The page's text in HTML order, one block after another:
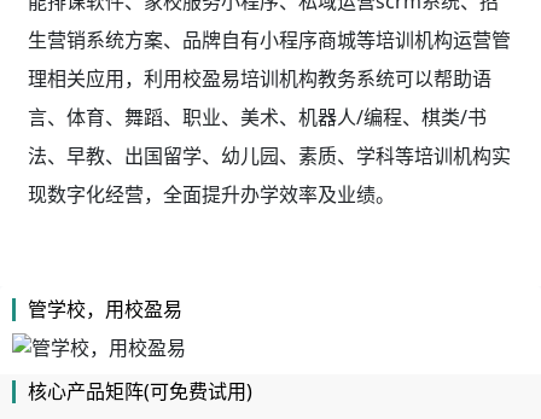
生营销系统方案、品牌自有小程序商城等培训机构运营管
理相关应用，利用校盈易培训机构教务系统可以帮助语
言、体育、舞蹈、职业、美术、机器人/编程、棋类/书
法、早教、出国留学、幼儿园、素质、学科等培训机构实
现数字化经营，全面提升办学效率及业绩。
管学校，用校盈易
核心产品矩阵(可免费试用)